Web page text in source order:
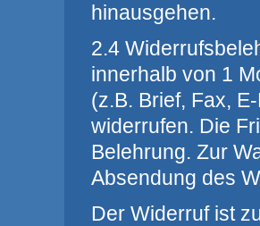
hinausgehen.
2.4
innerhalb von 1
(z.B. Brief, Fax,
widerrufen. Die
Belehrung. Zur
Absendung des
Der Widerruf ist